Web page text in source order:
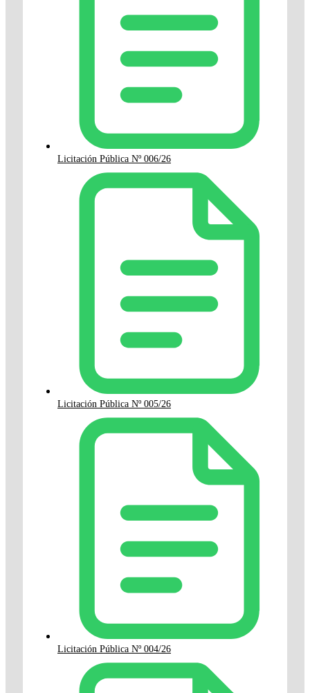
Licitación Pública Nº 006/26
Licitación Pública Nº 005/26
Licitación Pública Nº 004/26